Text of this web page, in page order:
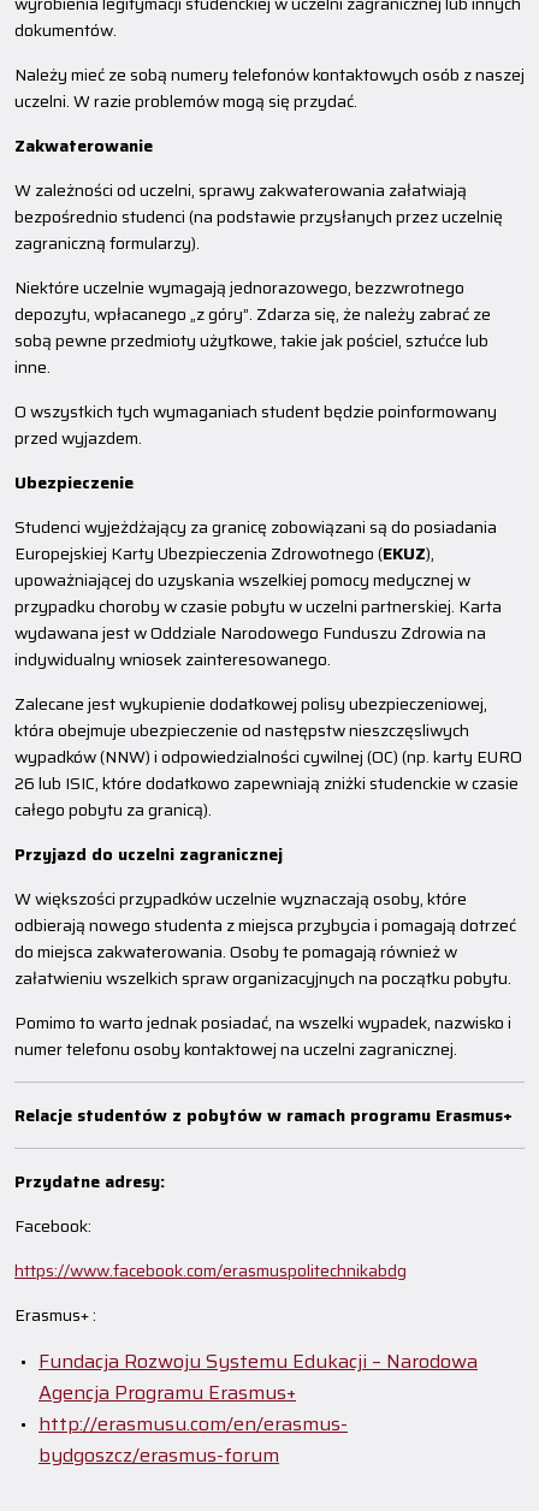
dokumentów.
Należy mieć ze sobą numery telefonów kontaktowych osób z naszej
uczelni. W razie problemów mogą się przydać.
Zakwaterowanie
W zależności od uczelni, sprawy zakwaterowania załatwiają
bezpośrednio studenci (na podstawie przysłanych przez uczelnię
zagraniczną formularzy).
Niektóre uczelnie wymagają jednorazowego, bezzwrotnego
depozytu, wpłacanego „z góry”. Zdarza się, że należy zabrać ze
sobą pewne przedmioty użytkowe, takie jak pościel, sztućce lub
inne.
O wszystkich tych wymaganiach student będzie poinformowany
przed wyjazdem.
Ubezpieczenie
Studenci wyjeżdżający za granicę zobowiązani są do posiadania
Europejskiej Karty Ubezpieczenia Zdrowotnego (EKUZ),
upoważniającej do uzyskania wszelkiej pomocy medycznej w
przypadku choroby w czasie pobytu w uczelni partnerskiej. Karta
wydawana jest w Oddziale Narodowego Funduszu Zdrowia na
indywidualny wniosek zainteresowanego.
Zalecane jest wykupienie dodatkowej polisy ubezpieczeniowej,
która obejmuje ubezpieczenie od następstw nieszczęsliwych
wypadków (NNW) i odpowiedzialności cywilnej (OC) (np. karty EURO
26 lub ISIC, które dodatkowo zapewniają zniżki studenckie w czasie
całego pobytu za granicą).
Przyjazd do uczelni zagranicznej
W większości przypadków uczelnie wyznaczają osoby, które
odbierają nowego studenta z miejsca przybycia i pomagają dotrzeć
do miejsca zakwaterowania. Osoby te pomagają również w
załatwieniu wszelkich spraw organizacyjnych na początku pobytu.
Pomimo to warto jednak posiadać, na wszelki wypadek, nazwisko i
numer telefonu osoby kontaktowej na uczelni zagranicznej.
Relacje studentów z pobytów w ramach programu Erasmus+
Przydatne adresy:
Facebook:
https://www.facebook.com/erasmuspolitechnikabdg
Erasmus+ :
Fundacja Rozwoju Systemu Edukacji – Narodowa
Agencja Programu Erasmus+
http://erasmusu.com/en/erasmus-
bydgoszcz/erasmus-forum